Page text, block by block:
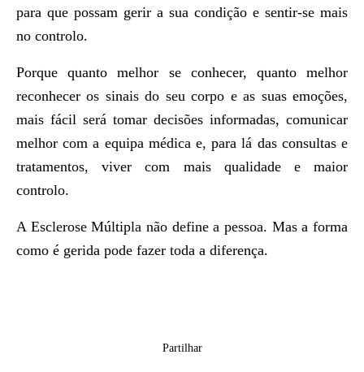
para que possam gerir a sua condição e sentir-se mais
no controlo.
Porque quanto melhor se conhecer, quanto melhor
reconhecer os sinais do seu corpo e as suas emoções,
mais fácil será tomar decisões informadas, comunicar
melhor com a equipa médica e, para lá das consultas e
tratamentos, viver com mais qualidade e maior
controlo.
A Esclerose Múltipla não define a pessoa. Mas a forma
como é gerida pode fazer toda a diferença.
Partilhar